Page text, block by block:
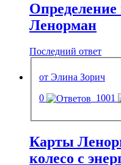
Определение
Ленорман
Последний ответ
от Элина Зорич
0
1001
Карты
колесо с